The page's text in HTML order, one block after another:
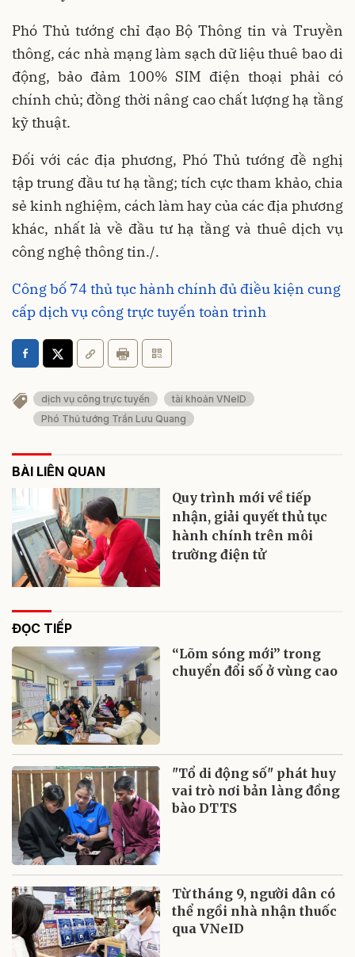
Phó Thủ tướng chỉ đạo Bộ Thông tin và Truyền
thông, các nhà mạng làm sạch dữ liệu thuê bao di
động, bảo đảm 100% SIM điện thoại phải có
chính chủ; đồng thời nâng cao chất lượng hạ tầng
kỹ thuật.
Đối với các địa phương, Phó Thủ tướng đề nghị
tập trung đầu tư hạ tầng; tích cực tham khảo, chia
sẻ kinh nghiệm, cách làm hay của các địa phương
khác, nhất là về đầu tư hạ tầng và thuê dịch vụ
công nghệ thông tin./.
Công bố 74 thủ tục hành chính đủ điều kiện cung
cấp dịch vụ công trực tuyến toàn trình
dịch vụ công trực tuyến
tài khoản VNeID
Phó Thủ tướng Trần Lưu Quang
BÀI LIÊN QUAN
Quy trình mới về tiếp
nhận, giải quyết thủ tục
hành chính trên môi
trường điện tử
ĐỌC TIẾP
“Lõm sóng mới” trong
chuyển đổi số ở vùng cao
"Tổ di động số" phát huy
vai trò nơi bản làng đồng
bào DTTS
Từ tháng 9, người dân có
thể ngồi nhà nhận thuốc
qua VNeID